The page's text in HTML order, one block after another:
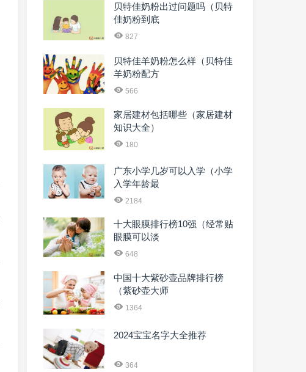
贝特佳奶粉出过问题吗（贝特
佳奶粉到底
827
贝特佳羊奶粉怎么样（贝特佳
羊奶粉配方
566
家居建材包括哪些（家居建材
知识大全）
180
广东小学几岁可以入学（小学
入学年龄最
2184
十大眼膜排行榜10强（经常贴
眼膜可以淡
648
中国十大紫砂壶品牌排行榜
（紫砂壶大师
1364
2024宝宝名字大全推荐
364